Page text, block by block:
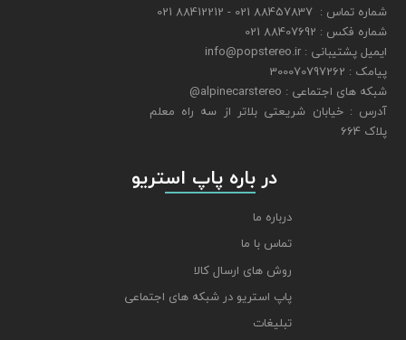
شماره تماس : 88457837 021 - 88412212 021
شماره فکس : 88407692 021
ایمیل پشتیبانی : info@popstereo.ir
پیامک : 300070797262
شبکه های اجتماعی : alpinecarstereo@
​​​​​​​آدرس : خیابان شریعتی بلاتر از سه راه معلم
پلاک 664
​​​​​​​ در باره پاپ استریو
درباره ما
تماس با ما
روش های ارسال کالا
پاپ استریو در شبکه های اجتماعی
تبلیغات